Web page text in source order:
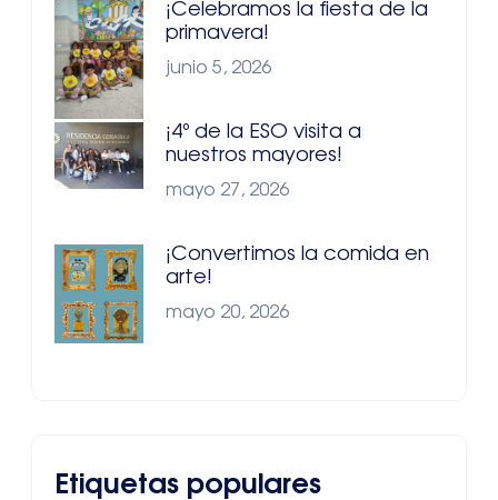
¡Celebramos la fiesta de la
primavera!
junio 5, 2026
¡4º de la ESO visita a
nuestros mayores!
mayo 27, 2026
¡Convertimos la comida en
arte!
mayo 20, 2026
Etiquetas populares